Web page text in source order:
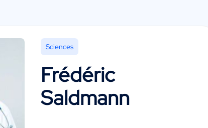
Sciences
Frédéric
Saldmann